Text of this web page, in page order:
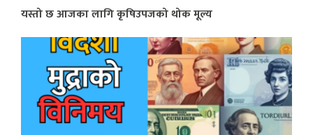
यस्तो छ आजका लागि कृषिउपजको थोक मूल्य